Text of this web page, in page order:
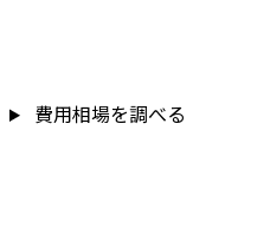
費用相場を調べる